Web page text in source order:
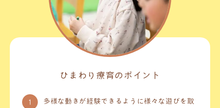
ひまわり療育のポイント
多様な動きが経験できるように様々な遊びを取